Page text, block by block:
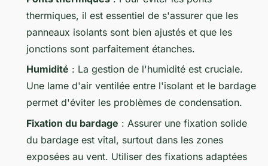
thermiques, il est essentiel de s'assurer que les
panneaux isolants sont bien ajustés et que les
jonctions sont parfaitement étanches.
Humidité : La gestion de l'humidité est cruciale.
Une lame d'air ventilée entre l'isolant et le bardage
permet d'éviter les problèmes de condensation.
Fixation du bardage : Assurer une fixation solide
du bardage est vital, surtout dans les zones
exposées au vent. Utiliser des fixations adaptées